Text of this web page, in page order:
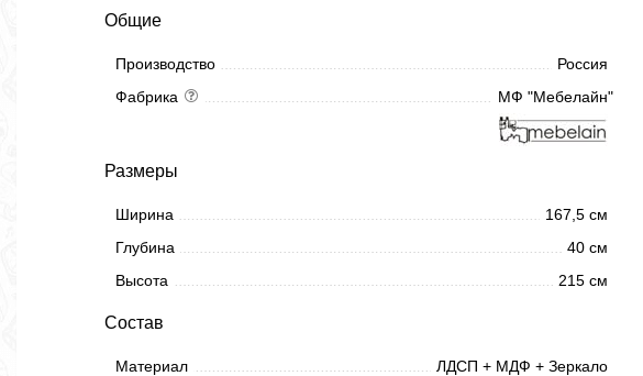
Общие
Производство
Россия
Фабрика
МФ "Мебелайн"
Размеры
Ширина
167,5 см
Глубина
40 см
Высота
215 см
Состав
Материал ЛДСП + МДФ + Зеркало